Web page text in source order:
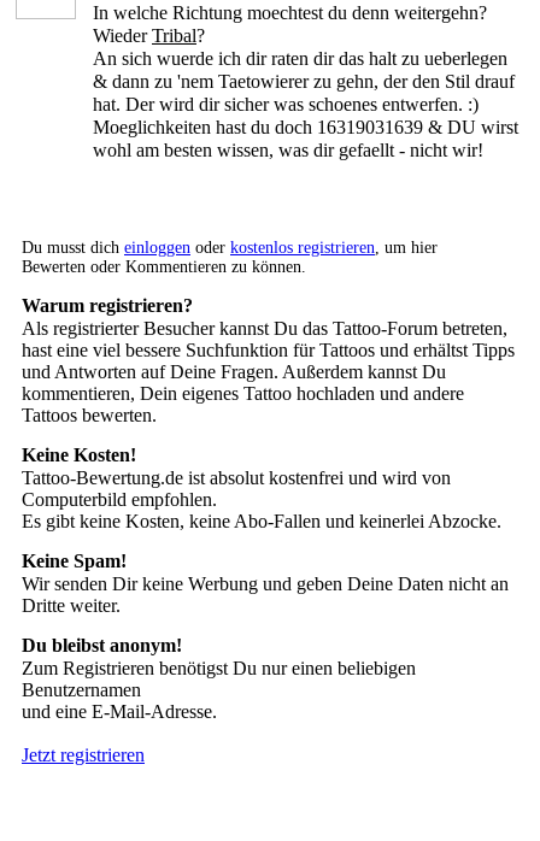
In welche Richtung moechtest du denn weitergehn?
WiederTribal?
An sich wuerde ich dir raten dir das halt zu ueberlegen
& dann zu 'nem Taetowierer zu gehn, der den Stil drauf
hat. Der wird dir sicher was schoenes entwerfen. :)
Moeglichkeiten hast du doch 16319031639 & DU wirst
wohl am besten wissen, was dir gefaellt - nicht wir!
Du musst dich einloggen oder kostenlos registrieren , um hier
Bewerten oder Kommentieren zu können.
Warum registrieren?
Als registrierter Besucher kannst Du das Tattoo-Forum betreten,
hast eine viel bessere Suchfunktion für Tattoos und erhältst Tipps
und Antworten auf Deine Fragen. Außerdem kannst Du
kommentieren, Dein eigenes Tattoo hochladen und andere
Tattoos bewerten.
Keine Kosten!
Tattoo-Bewertung.de ist absolut kostenfrei und wird von
Computerbild empfohlen.
Es gibt keine Kosten, keine Abo-Fallen und keinerlei Abzocke.
Keine Spam!
Wir senden Dir keine Werbung und geben Deine Daten nicht an
Dritte weiter.
Du bleibst anonym!
Zum Registrieren benötigst Du nur einen beliebigen
Benutzernamen
und eine E-Mail-Adresse.
Jetzt registrieren